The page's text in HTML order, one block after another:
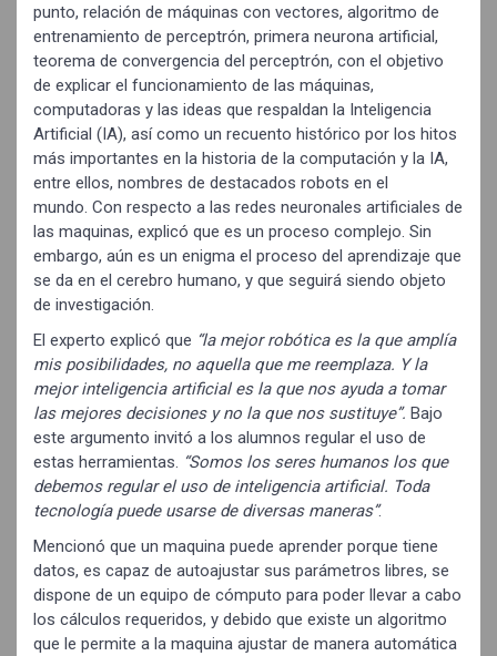
punto, relación de máquinas con vectores, algoritmo de
entrenamiento de perceptrón, primera neurona artificial,
teorema de convergencia del perceptrón, con el objetivo
de explicar el funcionamiento de las máquinas,
computadoras y las ideas que respaldan la Inteligencia
Artificial (IA), así como un recuento histórico por los hitos
más importantes en la historia de la computación y la IA,
entre ellos, nombres de destacados robots en el
mundo. Con respecto a las redes neuronales artificiales de
las maquinas, explicó que es un proceso complejo. Sin
embargo, aún es un enigma el proceso del aprendizaje que
se da en el cerebro humano, y que seguirá siendo objeto
de investigación.
El experto explicó que “la mejor robótica es la que amplía
mis posibilidades, no aquella que me reemplaza. Y la
mejor inteligencia artificial es la que nos ayuda a tomar
las mejores decisiones y no la que nos sustituye”. Bajo
este argumento invitó a los alumnos regular el uso de
estas herramientas.
“Somos los seres humanos los que
debemos regular el uso de inteligencia artificial. Toda
tecnología puede usarse de diversas maneras”.
Mencionó que un maquina puede aprender porque tiene
datos, es capaz de autoajustar sus parámetros libres, se
dispone de un equipo de cómputo para poder llevar a cabo
los cálculos requeridos, y debido que existe un algoritmo
que le permite a la maquina ajustar de manera automática